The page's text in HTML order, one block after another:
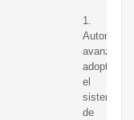
1.
avanzada:
adopta
el
sistema
de